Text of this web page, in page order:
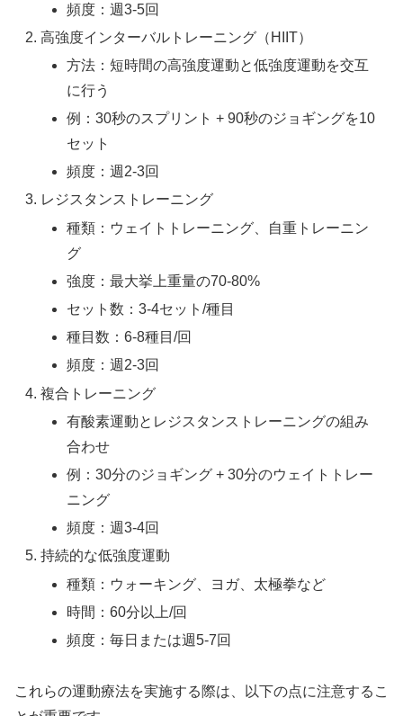
頻度：週3-5回
高強度インターバルトレーニング（HIIT）
方法：短時間の高強度運動と低強度運動を交互
に行う
例：30秒のスプリント + 90秒のジョギングを10
セット
頻度：週2-3回
レジスタンストレーニング
種類：ウェイトトレーニング、自重トレーニン
グ
強度：最大挙上重量の70-80%
セット数：3-4セット/種目
種目数：6-8種目/回
頻度：週2-3回
複合トレーニング
有酸素運動とレジスタンストレーニングの組み
合わせ
例：30分のジョギング + 30分のウェイトトレー
ニング
頻度：週3-4回
持続的な低強度運動
種類：ウォーキング、ヨガ、太極拳など
時間：60分以上/回
頻度：毎日または週5-7回
これらの運動療法を実施する際は、以下の点に注意するこ